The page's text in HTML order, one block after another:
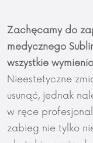
Zachęcamy do
medycznego
wszystkie
Nieestetyczne
usunąć, jednak
w ręce
zabieg nie tylko